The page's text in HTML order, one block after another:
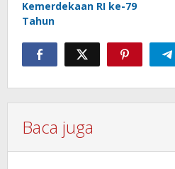
Kemerdekaan RI ke-79
Tahun
Baca juga